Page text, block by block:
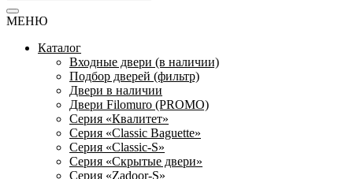
МЕНЮ
Каталог
Входные двери (в наличии)
Подбор дверей (фильтр)
Двери в наличии
Двери Filomuro (PROMO)
Серия «Квалитет»
Серия «Classic Baguette»
Серия «Classic-S»
Серия «Скрытые двери»
Серия «Zadoor-S»